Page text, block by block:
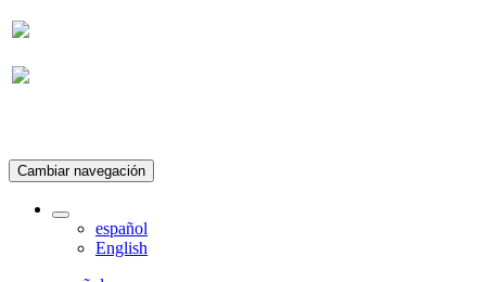
Cambiar navegación
español
English